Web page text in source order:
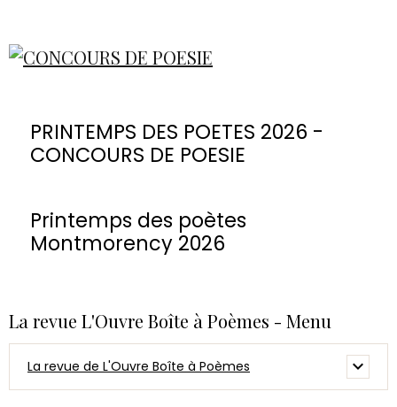
PRINTEMPS DES POETES 2026 -
CONCOURS DE POESIE
Printemps des poètes
Montmorency 2026
La revue L'Ouvre Boîte à Poèmes - Menu
La revue de L'Ouvre Boîte à Poèmes